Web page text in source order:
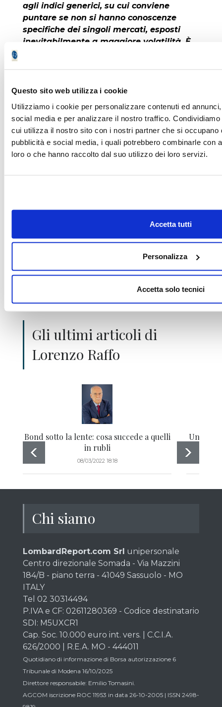
Questo sito web utilizza i cookie
Utilizziamo i cookie per personalizzare contenuti ed
social media e per analizzare il nostro traffico.
cui utilizza il nostro sito con i nostri partner che si occupano
pubblicità e social media, i quali potrebbero combinarle con
loro o che hanno raccolto dal suo utilizzo dei loro servizi.
Accetta tutti
Personalizza
Accetta solo tecnici
agli indici generici, su cui conviene
puntare se non si hanno conoscenze
specifiche dei singoli mercati, esposti
inevitabilmente a maggiore volatilità. È
che è preferibile in confronto al collocarsi
andamenti delle quotazioni di questo
instabile 2022 lo confermano.
Informativa metodoclicca qui >>
Gli ultimi articoli di
Lorenzo Raffo
Bond sotto la lente: cosa succede a quelli
in rubli
08/03/2022 18:18
Un po'
Chi siamo
LombardReport.com Srl unipersonale
Centro direzionale Somada - Via Mazzini
184/B - piano terra - 41049 Sassuolo - MO
ITALY
Tel 02 30314494
P.IVA e CF: 02611280369 - Codice destinatario
SDI: M5UXCR1
Cap. Soc. 10.000 euro int. vers. | C.C.I.A.
626/2000 | R.E.A. MO - 444011
Quotidiano di informazione di Borsa autorizzazione 6
Tribunale di Modena 16/10/2025
Direttore responsabile: Emilio Tomasini.
AGCOM iscrizione ROC 11953 in data 26-10-2005 | ISSN 2498-